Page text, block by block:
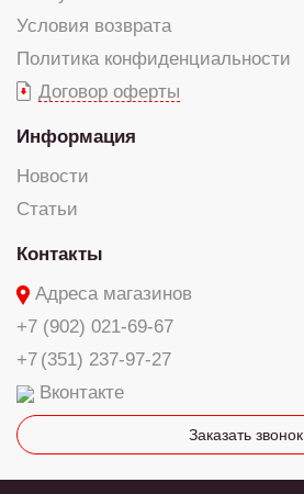
Условия возврата
Политика конфиденциальности
Договор оферты
Информация
Новости
Статьи
Контакты
Адреса магазинов
+7 (902) 021-69-67
+7 (351) 237-97-27
Вконтакте
Заказать звонок